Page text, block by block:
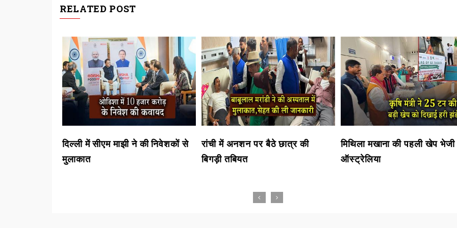
RELATED POST
दिल्ली में सीएम माझी ने की निवेशकों से
मुलाकात
रांची में अनशन पर बैठे छात्र की
बिगड़ी तबियत
मिथिला मखाना की पहली खेप
ऑस्ट्रेलिया